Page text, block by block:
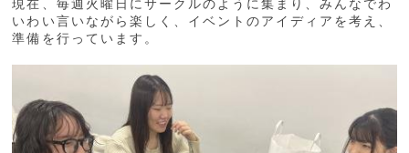
現在、毎週火曜日にサークルのように集まり、みんなでわ
いわい言いながら楽しく、イベントのアイディアを考え、
準備を行っています。